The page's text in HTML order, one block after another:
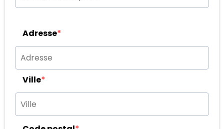
Adresse*
Ville*